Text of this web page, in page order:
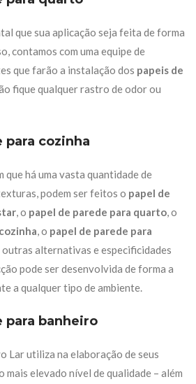
que sua aplicação seja feita de forma
contamos com uma equipe de
que farão a instalação dos papeis de
fique qualquer rastro de odor ou
para cozinha
que há uma vasta quantidade de
podem ser feitos o papel de
, o papel de parede para quarto , o
, o papel de parede para
outras alternativas e especificidades
pode ser desenvolvida de forma a
a qualquer tipo de ambiente.
para banheiro
Lar utiliza na elaboração de seus
mais elevado nível de qualidade – além